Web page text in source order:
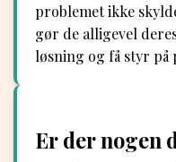
problemet ikke
gør de alligevel
løsning og få styr på
Er der nogen